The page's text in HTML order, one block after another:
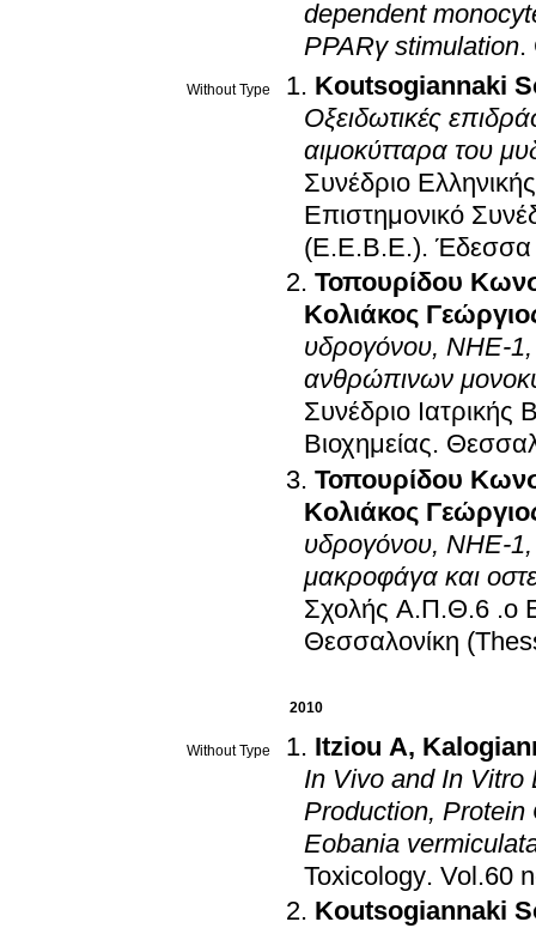
dependent
PPARγ stimulation.
Without Type
Koutsogiannaki
Οξειδωτικές
αιμοκύτταρα του
Συνέδριο
Επιστημονικό
(Ε.Ε.Β.Ε.). Έδεσσα
Τοπουρίδου
Κολιάκος
υδρογόνου, ΝΗΕ-1,
ανθρώπινων
Συνέδριο Ιατρικής
Βιοχημείας.
Τοπουρίδου
Κολιάκος
υδρογόνου, ΝΗΕ-1,
μακροφάγα και
.
Θεσσαλονίκη
2010
Without Type Itziou A,
In Vivo and In Vitro
Production,
Eobania
Toxicology.
Koutsogiannaki